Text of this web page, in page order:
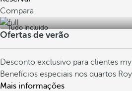
Compara
Tudo incluído
Ofertas de verão
Desconto exclusivo para clientes
Benefícios especiais nos quartos
Mais informações